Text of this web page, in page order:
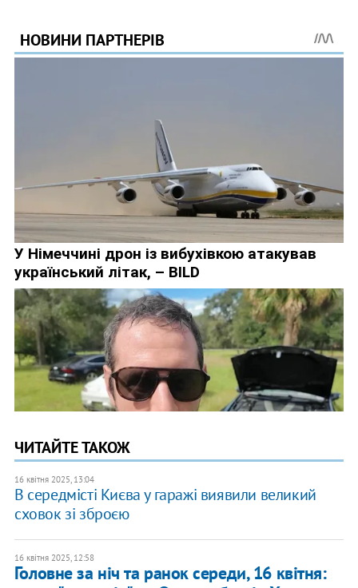
ЧИТАЙТЕ ТАКОЖ
16 квітня 2025, 13:04
В середмісті Києва у гаражі виявили великий
сховок зі зброєю
16 квітня 2025, 12:58
Головне за ніч та ранок середи, 16 квітня: